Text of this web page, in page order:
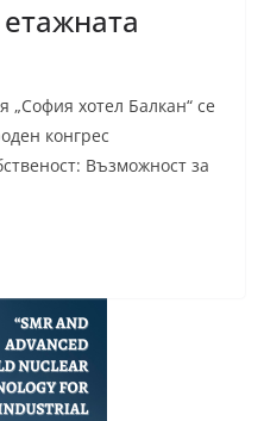
„София хотел Балкан“ се
конгрес
Възможност за